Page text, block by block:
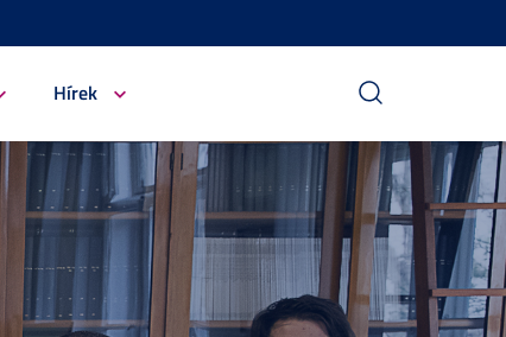
Hírek